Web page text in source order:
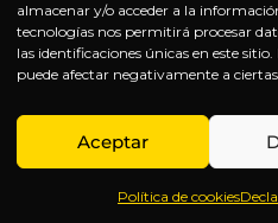
almacenar y/o acceder a la
tecnologías nos permitirá procesar
las identificaciones únicas en este
puede afectar negativamente a
Aceptar
Política de cookies